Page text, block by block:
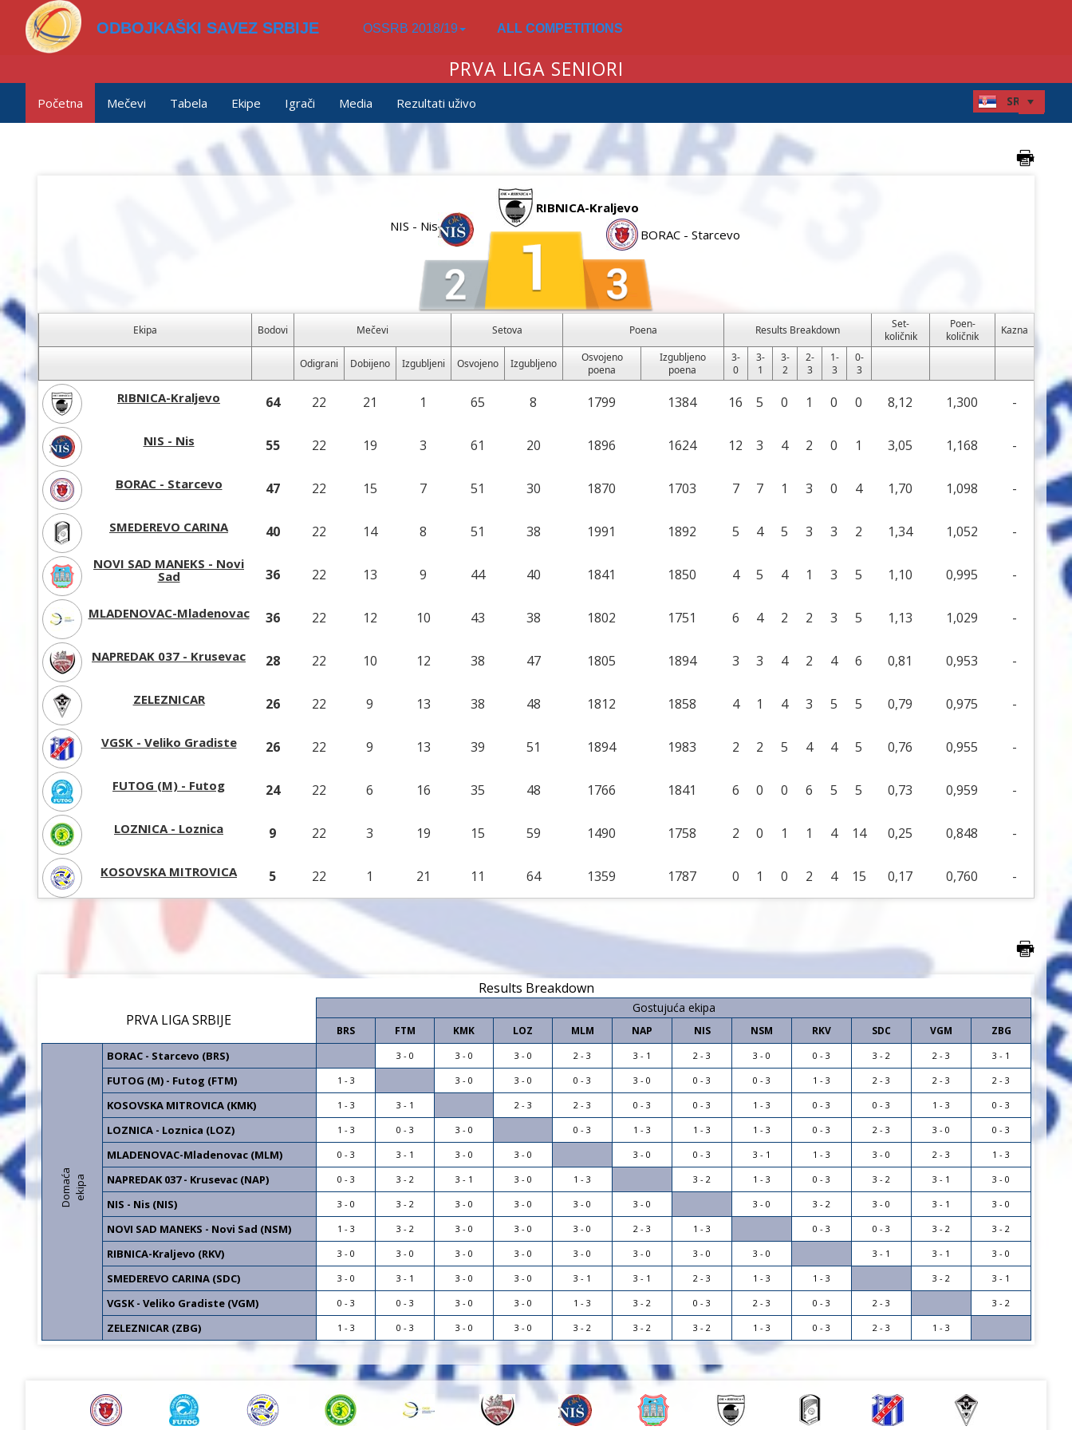
ODBOJKAŠKI SAVEZ SRBIJE OSSRB 2018/19 ALL COMPETITIONS
PRVA LIGA SENIORI
Početna Mečevi Tabela Ekipe Igrači Media Rezultati uživo
RIBNICA-Kraljevo
NIS - Nis
BORAC - Starcevo
Ekipa Bodovi Mečevi Setova Poena Results Breakdown
Set-
količnik
Poen-
količnik
Kazna
Odigrani Dobijeno Izgubljeni Osvojeno Izgubljeno
Osvojeno
poena
Izgubljeno
poena
3-
0
3-
1
3-
2
2-
3
1-
3
0-
3
RIBNICA-Kraljevo 64 22 21 1 65 8 1799 1384 16 5 0 1 0 0 8,12 1,300 -
NIS - Nis 55 22 19 3 61 20 1896 1624 12 3 4 2 0 1 3,05 1,168 -
BORAC - Starcevo 47 22 15 7 51 30 1870 1703 7 7 1 3 0 4 1,70 1,098 -
SMEDEREVO CARINA 40 22 14 8 51 38 1991 1892 5 4 5 3 3 2 1,34 1,052 -
NOVI SAD MANEKS - Novi
Sad
36 22 13 9 44 40 1841 1850 4 5 4 1 3 5 1,10 0,995 -
MLADENOVAC-Mladenovac 36 22 12 10 43 38 1802 1751 6 4 2 2 3 5 1,13 1,029 -
NAPREDAK 037 - Krusevac 28 22 10 12 38 47 1805 1894 3 3 4 2 4 6 0,81 0,953 -
ZELEZNICAR 26 22 9 13 38 48 1812 1858 4 1 4 3 5 5 0,79 0,975 -
VGSK - Veliko Gradiste 26 22 9 13 39 51 1894 1983 2 2 5 4 4 5 0,76 0,955 -
FUTOG (M) - Futog 24 22 6 16 35 48 1766 1841 6 0 0 6 5 5 0,73 0,959 -
LOZNICA - Loznica 9 22 3 19 15 59 1490 1758 2 0 1 1 4 14 0,25 0,848 -
KOSOVSKA MITROVICA 5 22 1 21 11 64 1359 1787 0 1 0 2 4 15 0,17 0,760 -
Results Breakdown
PRVA LIGA SRBIJE
Gostujuća ekipa
BRS FTM KMK LOZ MLM NAP NIS NSM RKV SDC VGM ZBG
D
o
m
a ć
a
e
k
i
p a
BORAC - Starcevo (BRS) 3 - 0 3 - 0 3 - 0 2 - 3 3 - 1 2 - 3 3 - 0 0 - 3 3 - 2 2 - 3 3 - 1
FUTOG (M) - Futog (FTM) 1 - 3 3 - 0 3 - 0 0 - 3 3 - 0 0 - 3 0 - 3 1 - 3 2 - 3 2 - 3 2 - 3
KOSOVSKA MITROVICA (KMK) 1 - 3 3 - 1 2 - 3 2 - 3 0 - 3 0 - 3 1 - 3 0 - 3 0 - 3 1 - 3 0 - 3
LOZNICA - Loznica (LOZ) 1 - 3 0 - 3 3 - 0 0 - 3 1 - 3 1 - 3 1 - 3 0 - 3 2 - 3 3 - 0 0 - 3
MLADENOVAC-Mladenovac (MLM) 0 - 3 3 - 1 3 - 0 3 - 0 3 - 0 0 - 3 3 - 1 1 - 3 3 - 0 2 - 3 1 - 3
NAPREDAK 037 - Krusevac (NAP) 0 - 3 3 - 2 3 - 1 3 - 0 1 - 3 3 - 2 1 - 3 0 - 3 3 - 2 3 - 1 3 - 0
NIS - Nis (NIS) 3 - 0 3 - 2 3 - 0 3 - 0 3 - 0 3 - 0 3 - 0 3 - 2 3 - 0 3 - 1 3 - 0
NOVI SAD MANEKS - Novi Sad (NSM) 1 - 3 3 - 2 3 - 0 3 - 0 3 - 0 2 - 3 1 - 3 0 - 3 0 - 3 3 - 2 3 - 2
RIBNICA-Kraljevo (RKV) 3 - 0 3 - 0 3 - 0 3 - 0 3 - 0 3 - 0 3 - 0 3 - 0 3 - 1 3 - 1 3 - 0
SMEDEREVO CARINA (SDC) 3 - 0 3 - 1 3 - 0 3 - 0 3 - 1 3 - 1 2 - 3 1 - 3 1 - 3 3 - 2 3 - 1
VGSK - Veliko Gradiste (VGM) 0 - 3 0 - 3 3 - 0 3 - 0 1 - 3 3 - 2 0 - 3 2 - 3 0 - 3 2 - 3 3 - 2
ZELEZNICAR (ZBG) 1 - 3 0 - 3 3 - 0 3 - 0 3 - 2 3 - 2 3 - 2 1 - 3 0 - 3 2 - 3 1 - 3